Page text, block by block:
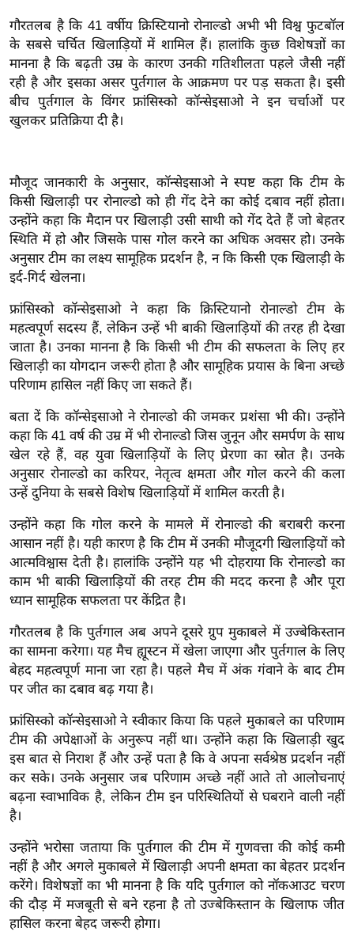
ल
बे
मि
सा
ल
य
त
यं
ग
इं
या
सा
हि
त्य
ग
त
ऑ
टो
र्ल्ड
न्यू
ज
ब्री
म
नो
रं
ज
न
ज
ग
त
बॉ
वु
ड
हॉ
ली
वु
गौरतलब है कि 41 वर्षीय क्रिस्टियानो रोनाल्डो अभी भी विश्व फुटबॉल
के सबसे चर्चित खिलाड़ियों में शामिल हैं। हालांकि कुछ विशेषज्ञों का
मानना है कि बढ़ती उम्र के कारण उनकी गतिशीलता पहले जैसी नहीं
रही है और इसका असर पुर्तगाल के आक्रमण पर पड़ सकता है। इसी
बीच पुर्तगाल के विंगर फ्रांसिस्को कॉन्सेइसाओ ने इन चर्चाओं पर
खुलकर प्रतिक्रिया दी है।
मौजूद जानकारी के अनुसार, कॉन्सेइसाओ ने स्पष्ट कहा कि टीम के
किसी खिलाड़ी पर रोनाल्डो को ही गेंद देने का कोई दबाव नहीं होता।
उन्होंने कहा कि मैदान पर खिलाड़ी उसी साथी को गेंद देते हैं जो बेहतर
स्थिति में हो और जिसके पास गोल करने का अधिक अवसर हो। उनके
अनुसार टीम का लक्ष्य सामूहिक प्रदर्शन है, न कि किसी एक खिलाड़ी के
इर्द-गिर्द खेलना।
फ्रांसिस्को कॉन्सेइसाओ ने कहा कि क्रिस्टियानो रोनाल्डो टीम के
महत्वपूर्ण सदस्य हैं, लेकिन उन्हें भी बाकी खिलाड़ियों की तरह ही देखा
जाता है। उनका मानना है कि किसी भी टीम की सफलता के लिए हर
खिलाड़ी का योगदान जरूरी होता है और सामूहिक प्रयास के बिना अच्छे
परिणाम हासिल नहीं किए जा सकते हैं।
बता दें कि कॉन्सेइसाओ ने रोनाल्डो की जमकर प्रशंसा भी की। उन्होंने
कहा कि 41 वर्ष की उम्र में भी रोनाल्डो जिस जुनून और समर्पण के साथ
खेल रहे हैं, वह युवा खिलाड़ियों के लिए प्रेरणा का स्रोत है। उनके
अनुसार रोनाल्डो का करियर, नेतृत्व क्षमता और गोल करने की कला
उन्हें दुनिया के सबसे विशेष खिलाड़ियों में शामिल करती है।
उन्होंने कहा कि गोल करने के मामले में रोनाल्डो की बराबरी करना
आसान नहीं है। यही कारण है कि टीम में उनकी मौजूदगी खिलाड़ियों को
आत्मविश्वास देती है। हालांकि उन्होंने यह भी दोहराया कि रोनाल्डो का
काम भी बाकी खिलाड़ियों की तरह टीम की मदद करना है और पूरा
ध्यान सामूहिक सफलता पर केंद्रित है।
गौरतलब है कि पुर्तगाल अब अपने दूसरे ग्रुप मुकाबले में उज्बेकिस्तान
का सामना करेगा। यह मैच ह्यूस्टन में खेला जाएगा और पुर्तगाल के लिए
बेहद महत्वपूर्ण माना जा रहा है। पहले मैच में अंक गंवाने के बाद टीम
पर जीत का दबाव बढ़ गया है।
फ्रांसिस्को कॉन्सेइसाओ ने स्वीकार किया कि पहले मुकाबले का परिणाम
टीम की अपेक्षाओं के अनुरूप नहीं था। उन्होंने कहा कि खिलाड़ी खुद
इस बात से निराश हैं और उन्हें पता है कि वे अपना सर्वश्रेष्ठ प्रदर्शन नहीं
कर सके। उनके अनुसार जब परिणाम अच्छे नहीं आते तो आलोचनाएं
बढ़ना स्वाभाविक है, लेकिन टीम इन परिस्थितियों से घबराने वाली नहीं
है।
उन्होंने भरोसा जताया कि पुर्तगाल की टीम में गुणवत्ता की कोई कमी
नहीं है और अगले मुकाबले में खिलाड़ी अपनी क्षमता का बेहतर प्रदर्शन
करेंगे। विशेषज्ञों का भी मानना है कि यदि पुर्तगाल को नॉकआउट चरण
की दौड़ में मजबूती से बने रहना है तो उज्बेकिस्तान के खिलाफ जीत
हासिल करना बेहद जरूरी होगा।